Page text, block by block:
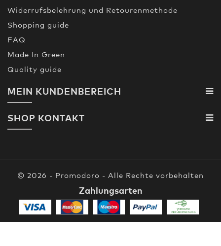
Widerrufsbelehrung und Retourenmethode
Shopping guide
FAQ
Made In Green
Quality guide
MEIN KUNDENBEREICH
SHOP KONTAKT
© 2026 - Promodoro - Alle Rechte vorbehalten
Zahlungsarten